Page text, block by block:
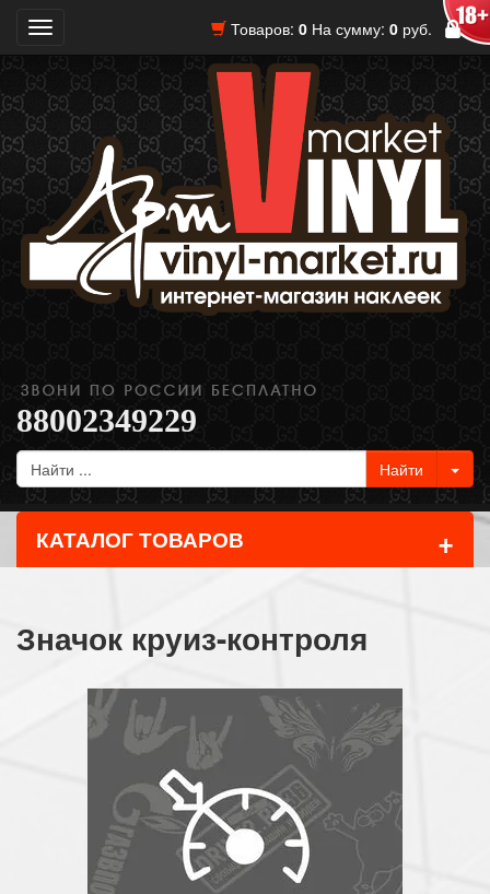
Товаров: 0 На сумму: 0 руб.
Toggle
navigation
88002349229
КАТАЛОГ ТОВАРОВ +
Значок круиз-контроля